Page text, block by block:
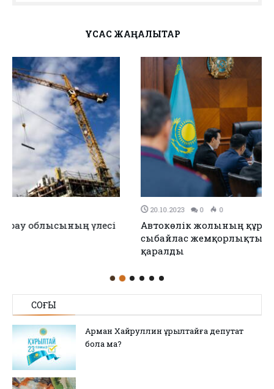
ҰҚСАС ЖАҢАЛЫҚТАР
Автокөлік жолының құрылысы мен саладағы
сыбайлас жемқорлықтың алдын алу мәселесі
СОҢҒЫ
Арман Хайруллин Құрылтайға депутат
бола ма?